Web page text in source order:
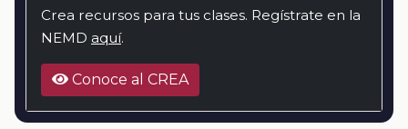
Crea recursos para tus clases. Regístrate en la
NEMD aquí.
Conoce al CREA